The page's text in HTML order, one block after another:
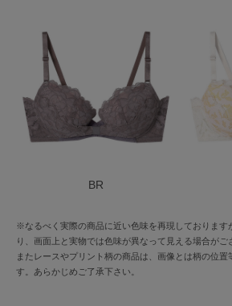
BR
※なるべく実際の商品に近い色味を再現しております
り、画面上と実物では色味が異なって見える場合がご
またレースやプリント柄の商品は、画像とは柄の位置
す。あらかじめご了承下さい。